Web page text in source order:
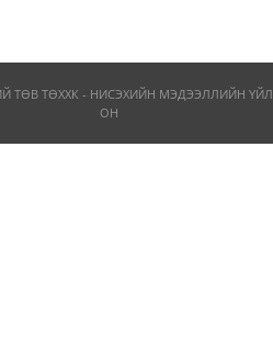
ТӨВ ТӨХХК - НИСЭХИЙН МЭДЭЭЛЛИЙН
ОН